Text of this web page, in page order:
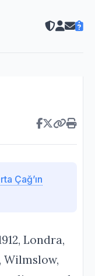
Çağ’ın
Londra,
Wilmslow,